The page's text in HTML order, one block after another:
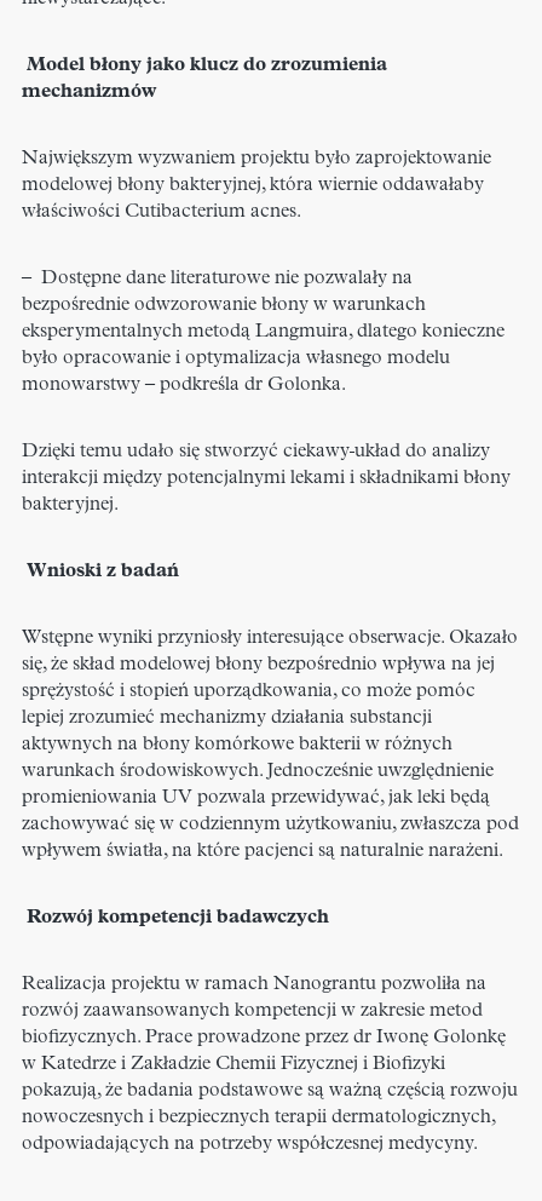
Model błony jako klucz do zrozumienia
mechanizmów
Największym wyzwaniem projektu było zaprojektowanie
modelowej błony bakteryjnej, która wiernie oddawałaby
właściwości Cutibacterium acnes.
– Dostępne dane literaturowe nie pozwalały na
bezpośrednie odwzorowanie błony w warunkach
eksperymentalnych metodą Langmuira, dlatego konieczne
było opracowanie i optymalizacja własnego modelu
monowarstwy – podkreśla dr Golonka.
Dzięki temu udało się stworzyć ciekawy układ do analizy
interakcji między potencjalnymi lekami i składnikami błony
bakteryjnej.
Wnioski z badań
Wstępne wyniki przyniosły interesujące obserwacje. Okazało
się, że skład modelowej błony bezpośrednio wpływa na jej
sprężystość i stopień uporządkowania, co może pomóc
lepiej zrozumieć mechanizmy działania substancji
aktywnych na błony komórkowe bakterii w różnych
warunkach środowiskowych. Jednocześnie uwzględnienie
promieniowania UV pozwala przewidywać, jak leki będą
zachowywać się w codziennym użytkowaniu, zwłaszcza pod
wpływem światła, na które pacjenci są naturalnie narażeni.
Rozwój kompetencji badawczych
Realizacja projektu w ramach Nanograntu pozwoliła na
rozwój zaawansowanych kompetencji w zakresie metod
biofizycznych. Prace prowadzone przez dr Iwonę Golonkę
w Katedrze i Zakładzie Chemii Fizycznej i Biofizyki
pokazują, że badania podstawowe są ważną częścią rozwoju
nowoczesnych i bezpiecznych terapii dermatologicznych,
odpowiadających na potrzeby współczesnej medycyny.